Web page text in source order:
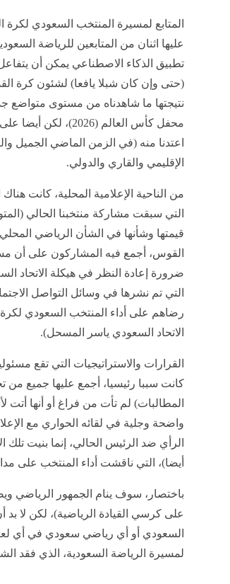
المتابع لمسيرة المنتخب السعودي لكرة
عليها اثنان من المتابعين للرياضة
تطبيق الذكاء الاصطناعي يمكن أن
(حتى وإن كان شبلا يافعا) لشئون كرة
نتيجتها ما شاهدناه من مستوى متواضع
محفل كأس العالم
اعتدنا منه (في الزمن الماضي الجميل
الإقليمي والقاري والدولي.
من الناحية الإعلامية المحلية، كانت
التي سبقت مشاركة منتخبنا الحالي
قيمتها وشأنها في الشأن الرياضي
القوس، أجمع فيه المشاركون على أن
ضرورة إعادة النظر في هيكلة الاتحاد
التي تم نشرها في وسائل التواصل
رضاهم على أداء المنتخب السعودي لكرة
الاتحاد السعودي ياسر المسحل).
القرارات والاستراتيجيات التي تقع
كانت سببا رئيسيا، أجمع عليها جميع
المطالبات) لم تأت من فراغ أو أنها
واضحة وجلية في لقائه الحواري مع
الرأي ضد الرئيس الحالي، إنما بنيت
أيضا)، التي ناقشت أداء المنتخب على
باختصار، سوف ينام الجمهور
على كرسي القيادة الرياضية)، لكن لا بد
السعودي أو أي رياضي سعودي في أي
لمسيرة الرياضة السعودية، الذي فقد